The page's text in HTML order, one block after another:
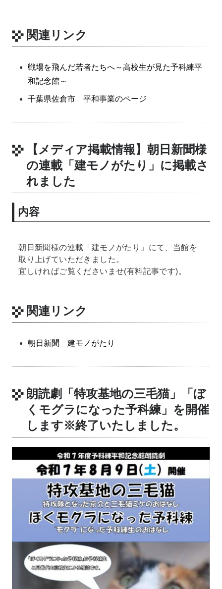
関連リンク
戦場を飛んだ若者たちへ～高校生が見た予科練平
和記念館～
千葉県佐倉市 平和事業のページ
【メディア掲載情報】朝日新聞様
の連載「建モノがたり」に掲載さ
れました
内容
朝日新聞様の連載「建モノがたり」にて、当館を
取り上げていただきました。
宜しければご覧くださいませ(有料記事です)。
関連リンク
朝日新聞 建モノがたり
朗読劇「特攻基地の三毛猫」「ぼ
くモグラになった予科練」を開催
します※終了いたしました。